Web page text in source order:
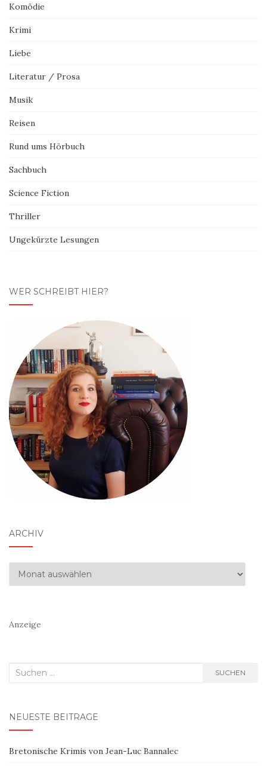
Komödie
Krimi
Liebe
Literatur / Prosa
Musik
Reisen
Rund ums Hörbuch
Sachbuch
Science Fiction
Thriller
Ungekürzte Lesungen
WER SCHREIBT HIER?
ARCHIV
Archiv
Anzeige
Suchen
SUCHEN
NEUESTE BEITRÄGE
Bretonische Krimis von Jean-Luc Bannalec